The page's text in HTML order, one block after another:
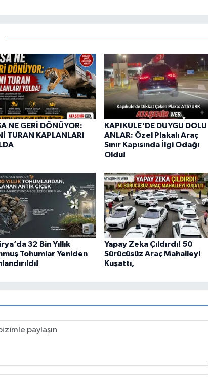
NE GERİ DÖNÜYOR:
TURAN KAPLANLARI
KAPIKULE'DE DUYGU DOLU
ANLAR: Özel Plakalı Araç
Sınır Kapısında İlgi Odağı
Oldu!
32 Bin Yıllık
Tohumlar Yeniden
Yapay Zeka Çıldırdı! 50
Sürücüsüz Araç Mahalleyi
Kuşattı,